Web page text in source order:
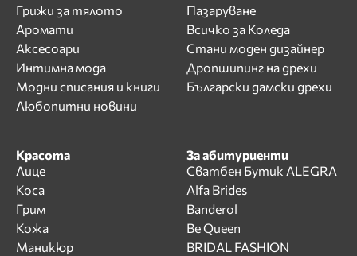
Грижи за тялото
Аромати
Аксесоари
Интимна мода
Модни списания и книги
Любопитни новини
Пазаруване
Всичко за Коледа
Стани моден дизайнер
Дропшипинг на дрехи
Български дамски дрехи
Красота
Лице
Коса
Грим
Кожа
Маникюр
За абитуриенти
Сватбен Бутик ALEGRA
Alfa Brides
Banderol
Be Queen
BRIDAL FASHION